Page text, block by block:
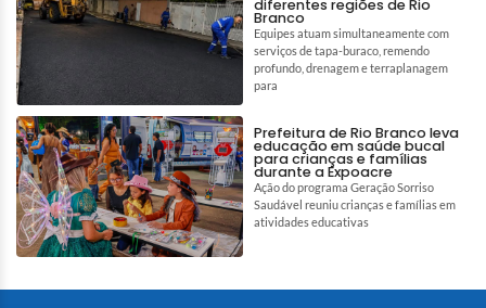
diferentes regiões de Rio
Branco
Equipes atuam simultaneamente com
serviços de tapa-buraco, remendo
profundo, drenagem e terraplanagem
para
Prefeitura de Rio Branco leva
educação em saúde bucal
para crianças e famílias
durante a Expoacre
Ação do programa Geração Sorriso
Saudável reuniu crianças e famílias em
atividades educativas